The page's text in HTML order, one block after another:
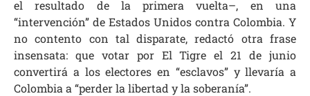
el resultado de la primera vuelta–, en una
“intervención” de Estados Unidos contra Colombia. Y
no contento con tal disparate, redactó otra frase
insensata: que votar por El Tigre el 21 de junio
convertirá a los electores en “esclavos” y llevaría a
Colombia a “perder la libertad y la soberanía”.